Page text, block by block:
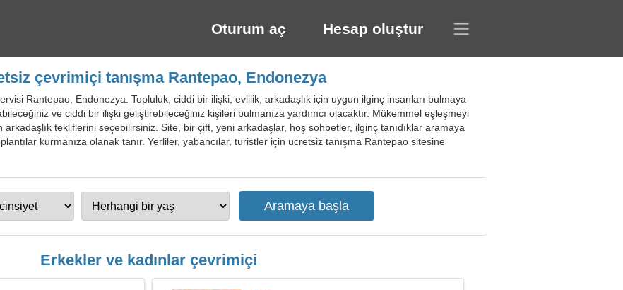
Oturum aç Hesap oluştur
çevrimiçi tanışma Rantepao, Endonezya
Rantepao, Endonezya. Topluluk, ciddi bir ilişki, evlilik, arkadaşlık için uygun ilginç insanları bulmaya
ve ciddi bir ilişki geliştirebileceğiniz kişileri bulmanıza yardımcı olacaktır. Mükemmel eşleşmeyi
tekliflerini seçebilirsiniz. Site, bir çift, yeni arkadaşlar, hoş sohbetler, ilginç tanıdıklar aramaya
kurmanıza olanak tanır. Yerliler, yabancılar, turistler için ücretsiz tanışma Rantepao sitesine
Erkekler ve kadınlar çevrimiçi